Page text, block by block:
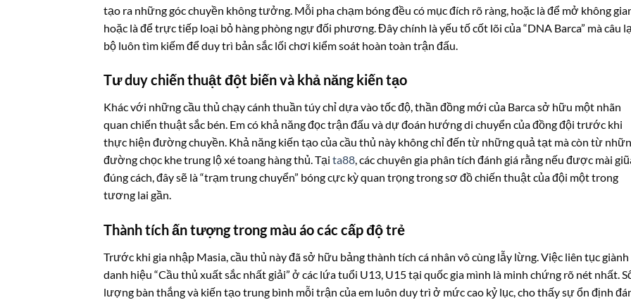
tạo ra những góc chuyền không tưởng. Mỗi pha chạm bóng đều có mục đích rõ ràng, hoặc là để mở không
hoặc là để trực tiếp loại bỏ hàng phòng ngự đối phương. Đây chính là yếu tố cốt lõi của “DNA Barca” mà câu
bộ luôn tìm kiếm để duy trì bản sắc lối chơi kiểm soát hoàn toàn trận đấu.
Tư duy chiến thuật đột biến và khả năng kiến tạo
Khác với những cầu thủ chạy cánh thuần túy chỉ dựa vào tốc độ, thần đồng mới của Barca sở hữu một nhãn
quan chiến thuật sắc bén. Em có khả năng đọc trận đấu và dự đoán hướng di chuyển của đồng đội trước khi
thực hiện đường chuyền. Khả năng kiến tạo của cầu thủ này không chỉ đến từ những quả tạt mà còn từ
đường chọc khe trung lộ xé toang hàng thủ. Tại ta88, các chuyên gia phân tích đánh giá rằng nếu được mài
đúng cách, đây sẽ là “trạm trung chuyển” bóng cực kỳ quan trọng trong sơ đồ chiến thuật của đội một trong
tương lai gần.
Thành tích ấn tượng trong màu áo các cấp độ trẻ
Trước khi gia nhập Masia, cầu thủ này đã sở hữu bảng thành tích cá nhân vô cùng lẫy lừng. Việc liên tục giành
danh hiệu “Cầu thủ xuất sắc nhất giải” ở các lứa tuổi U13, U15 tại quốc gia mình là minh chứng rõ nét nhất.
lượng bàn thắng và kiến tạo trung bình mỗi trận của em luôn duy trì ở mức cao kỷ lục, cho thấy sự ổn định